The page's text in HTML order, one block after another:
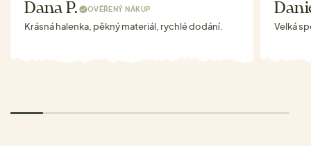
Dana P. OVĚŘENÝ NÁKUP
Krásná halenka, pěkný materiál, rychlé dodání. Velká